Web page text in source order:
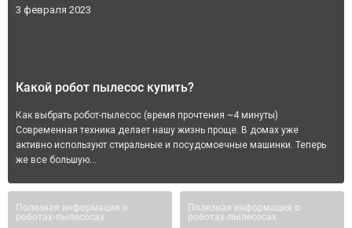
3 февраля 2023
Какой робот пылесос купить?
Как выбрать робот-пылесос (время прочтения ~4 минуты)
Современная техника делает нашу жизнь проще. В домах уже
активно используют стиральные и посудомоечные машинки. Теперь
же все большую...
Полезная информация о
роботах-пылесосах
Полезная информация о
роботах-пылесосах